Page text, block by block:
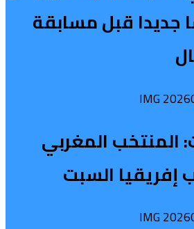
جديدا قبل مسابقة
المنتخب المغربي
إفريقيا السبت